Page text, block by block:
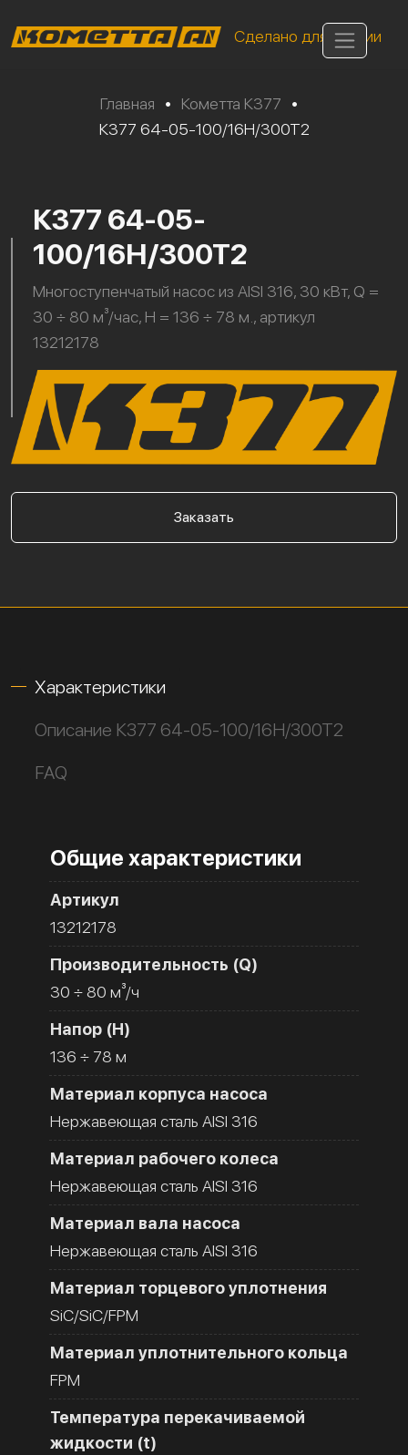
Сделано для России
Главная • Кометта К377
•
К377 64-05-100/16Н/300Т2
К377 64-05-
100/16Н/300Т2
Многоступенчатый насос из AISI 316, 30 кВт, Q =
30 ÷ 80 м³/час, H = 136 ÷ 78 м., артикул
13212178
Заказать
Характеристики
Описание К377 64-05-100/16Н/300Т2
FAQ
Общие характеристики
Артикул
13212178
Производительность (Q)
30 ÷ 80 м³/ч
Напор (H)
136 ÷ 78 м
Материал корпуса насоса
Нержавеющая сталь AISI 316
Материал рабочего колеса
Нержавеющая сталь AISI 316
Материал вала насоса
Нержавеющая сталь AISI 316
Материал торцевого уплотнения
SiC/SiC/FPM
Материал уплотнительного кольца
FPM
Температура перекачиваемой
жидкости (t)